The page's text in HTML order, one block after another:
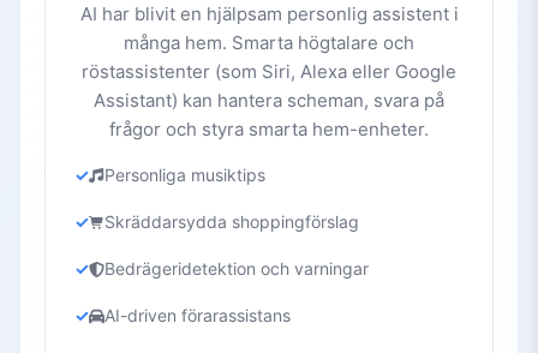
AI har blivit en hjälpsam personlig assistent i
många hem. Smarta högtalare och
röstassistenter (som Siri, Alexa eller Google
Assistant) kan hantera scheman, svara på
frågor och styra smarta hem-enheter.
Personliga musiktips
Skräddarsydda shoppingförslag
Bedrägeridetektion och varningar
AI-driven förarassistans